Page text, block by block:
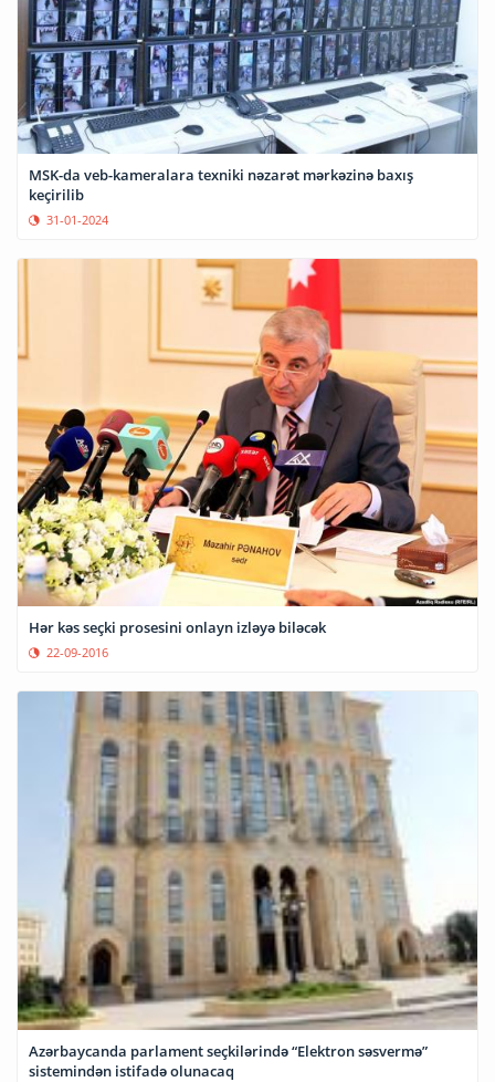
MSK-da veb-kameralara texniki nəzarət mərkəzinə baxış
keçirilib
31-01-2024
Hər kəs seçki prosesini onlayn izləyə biləcək
22-09-2016
Azərbaycanda parlament seçkilərində “Elektron səsvermə”
sistemindən istifadə olunacaq